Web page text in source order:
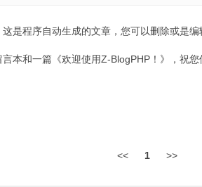
是程序自动生成的文章，您可以删除或是编
本和一篇《欢迎使用Z-BlogPHP！》，祝
<< 1 >>